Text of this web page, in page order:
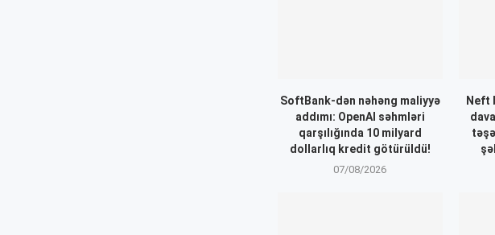
SoftBank-dən nəhəng maliyyə
addımı: OpenAI səhmləri
qarşılığında 10 milyard
dollarlıq kredit götürüldü!
07/08/2026
Neft